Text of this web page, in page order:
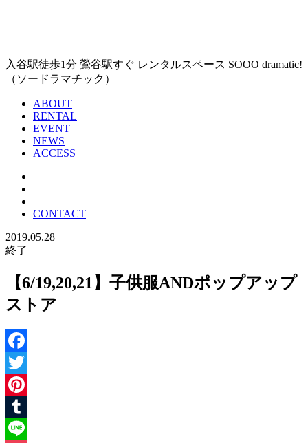
入谷駅徒歩1分 鶯谷駅すぐ レンタルスペース SOOO dramatic!
（ソードラマチック）
ABOUT
RENTAL
EVENT
NEWS
ACCESS
CONTACT
2019.05.28
終了
【6/19,20,21】子供服ANDポップアップ
ストア
Facebook
Twitter
Pinterest
Tumblr